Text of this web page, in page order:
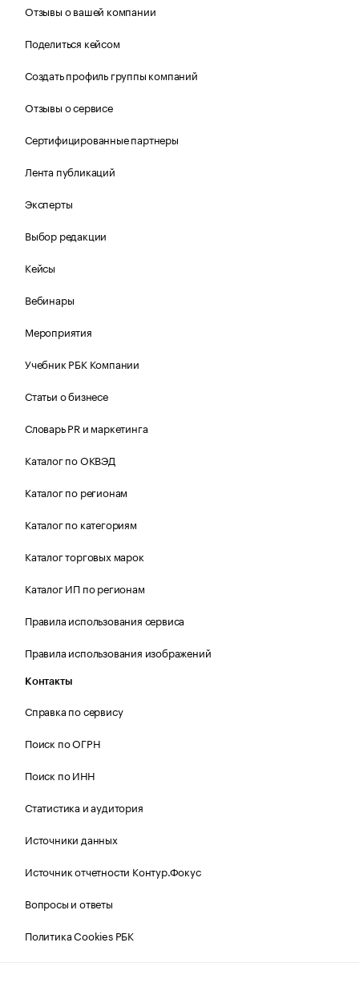
Отзывы о вашей компании
Поделиться кейсом
Создать профиль группы компаний
Отзывы о сервисе
Сертифицированные партнеры
Лента публикаций
Эксперты
Выбор редакции
Кейсы
Вебинары
Мероприятия
Учебник РБК Компании
Статьи о бизнесе
Словарь PR и маркетинга
Каталог по ОКВЭД
Каталог по регионам
Каталог по категориям
Каталог торговых марок
Каталог ИП по регионам
Правила использования сервиса
Правила использования изображений
Контакты
Справка по сервису
Поиск по ОГРН
Поиск по ИНН
Статистика и аудитория
Источники данных
Источник отчетности Контур.Фокус
Вопросы и ответы
Политика Cookies РБК